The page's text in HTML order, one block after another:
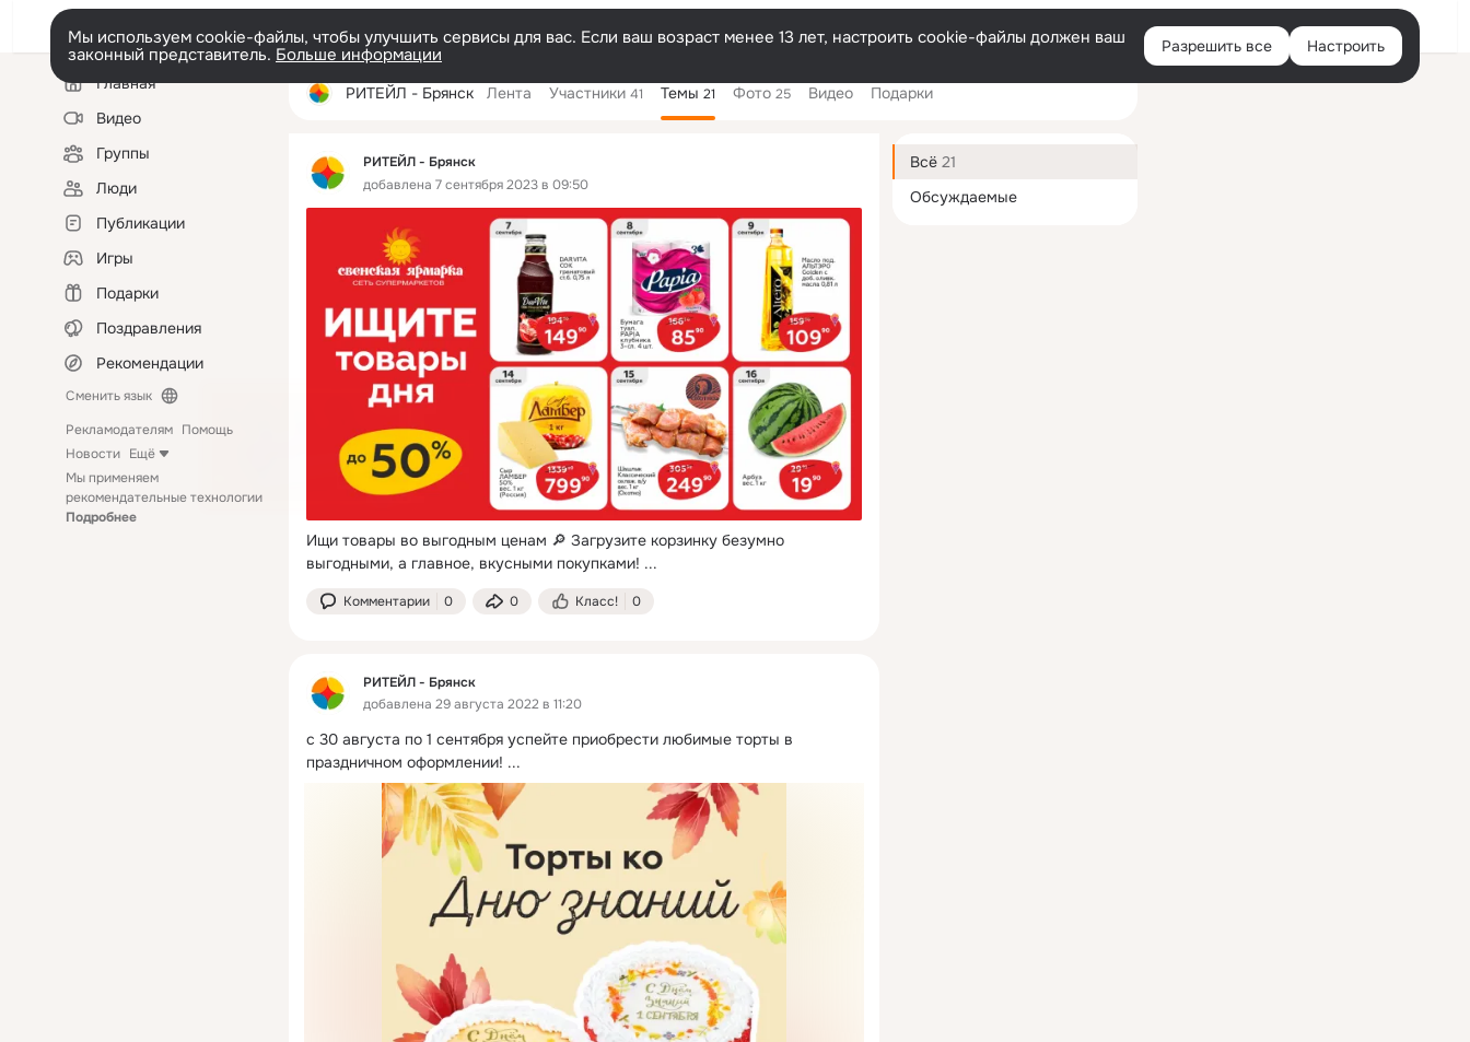
Войти
Мы используем cookie-файлы, чтобы улучшить сервисы для вас. Если ваш возраст менее 13 лет, настроить cookie-файлы должен ваш
законный представитель. Больше информации Разрешить все Настроить
Левая
колонкаГлавная
Видео
Группы
Люди
Публикации
Игры
Подарки
Поздравления
Рекомендации
Сменить язык
Рекламодателям Помощь
Новости Ещё
Мы применяем
рекомендательные технологии
Подробнее
РИТЕЙЛ - Брянск Лента Участники 41 Темы 21 Фото 25 Видео Подарки
РИТЕЙЛ - Брянск
добавлена 7 сентября 2023 в 09:50
Ищи товары во выгодным ценам 🔎 Загрузите корзинку безумно
выгодными, а главное, вкусными покупками! ...
Комментарии 0 0 Класс! 0
РИТЕЙЛ - Брянск
добавлена 29 августа 2022 в 11:20
с 30 августа по 1 сентября успейте приобрести любимые торты в
праздничном оформлении! ...
Дополнительная
колонка
Всё 21
Обсуждаемые